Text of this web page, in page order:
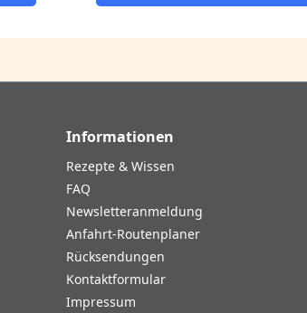
Informationen
Rezepte & Wissen
FAQ
Newsletteranmeldung
Anfahrt-Routenplaner
Rücksendungen
Kontaktformular
Impressum